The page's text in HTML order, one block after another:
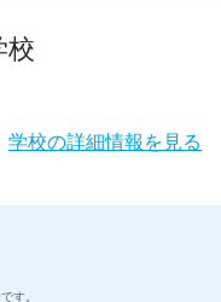
校
学校の詳細情報を見る
す。